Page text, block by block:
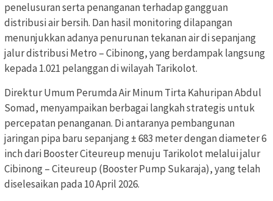
penelusuran serta penanganan terhadap gangguan
distribusi air bersih. Dan hasil monitoring dilapangan
menunjukkan adanya penurunan tekanan air di sepanjang
jalur distribusi Metro – Cibinong, yang berdampak langsung
kepada 1.021 pelanggan di wilayah Tarikolot.
Direktur Umum Perumda Air Minum Tirta Kahuripan Abdul
Somad, menyampaikan berbagai langkah strategis untuk
percepatan penanganan. Di antaranya pembangunan
jaringan pipa baru sepanjang ± 683 meter dengan diameter 6
inch dari Booster Citeureup menuju Tarikolot melalui jalur
Cibinong – Citeureup (Booster Pump Sukaraja), yang telah
diselesaikan pada 10 April 2026.